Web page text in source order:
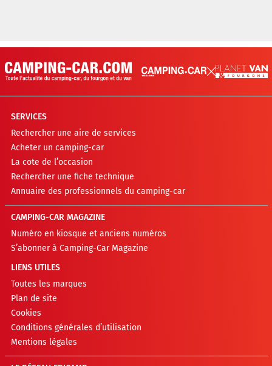
SERVICES
Rechercher une aire de services
Acheter un camping-car
La cote de l’occasion
Rechercher une fiche technique
Annuaire des professionnels du camping-car
CAMPING-CAR MAGAZINE
Numéro en kiosque et anciens numéros
S’abonner à Camping-Car Magazine
LIENS UTILES
Toutes les marques
Plan de site
Cookies
Conditions générales d’utilisation
Mentions légales